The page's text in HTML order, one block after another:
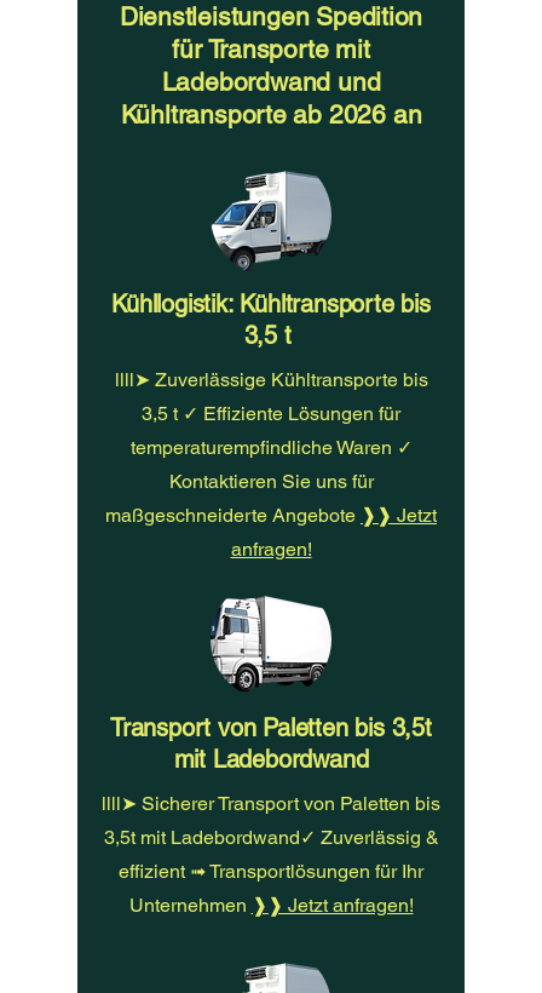
Dienstleistungen Spedition
für Transporte mit
Ladebordwand und
Kühltransporte ab 2026 an
Kühllogistik: Kühltransporte bis
3,5 t
llll➤ Zuverlässige Kühltransporte bis
3,5 t ✓ Effiziente Lösungen für
temperaturempfindliche Waren ✓
Kontaktieren Sie uns für
maßgeschneiderte Angebote ❱❱ Jetzt
anfragen!
Transport von Paletten bis 3,5t
mit Ladebordwand
llll➤ Sicherer Transport von Paletten bis
3,5t mit Ladebordwand✓ Zuverlässig &
effizient ➟ Transportlösungen für Ihr
Unternehmen ❱❱ Jetzt anfragen!